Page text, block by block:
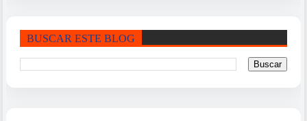
BUSCAR ESTE BLOG